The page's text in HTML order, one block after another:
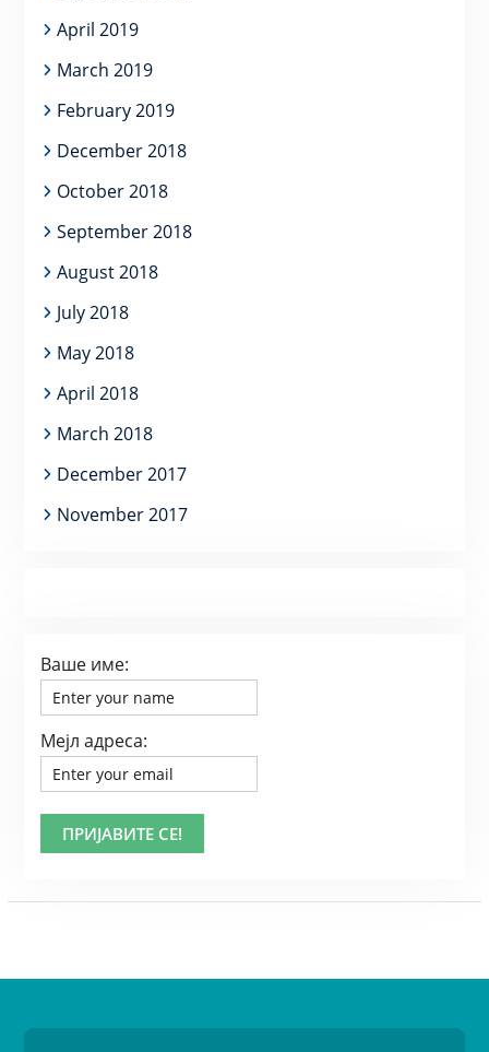
April 2019
March 2019
February 2019
December 2018
October 2018
September 2018
August 2018
July 2018
May 2018
April 2018
March 2018
December 2017
November 2017
Ваше име:
Мејл адреса: